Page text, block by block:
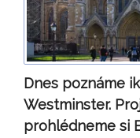
Dnes poznáme
Westminster.
prohlédneme si